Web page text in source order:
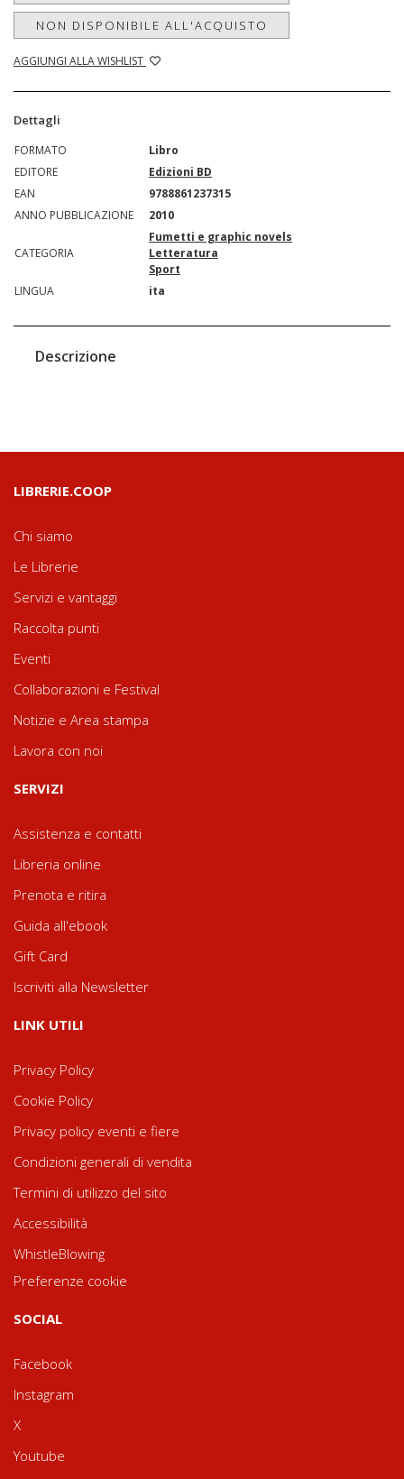
NON DISPONIBILE ALL'ACQUISTO
AGGIUNGI ALLA WISHLIST
Dettagli
FORMATO
Libro
EDITORE
Edizioni BD
EAN
9788861237315
ANNO PUBBLICAZIONE
2010
CATEGORIA
Fumetti e graphic novels
Letteratura
Sport
LINGUA
ita
Descrizione
LIBRERIE.COOP
Chi siamo
Le Librerie
Servizi e vantaggi
Raccolta punti
Eventi
Collaborazioni e Festival
Notizie e Area stampa
Lavora con noi
SERVIZI
Assistenza e contatti
Libreria online
Prenota e ritira
Guida all'ebook
Gift Card
Iscriviti alla Newsletter
LINK UTILI
Privacy Policy
Cookie Policy
Privacy policy eventi e fiere
Condizioni generali di vendita
Termini di utilizzo del sito
Accessibilità
WhistleBlowing
Preferenze cookie
SOCIAL
Facebook
Instagram
X
Youtube